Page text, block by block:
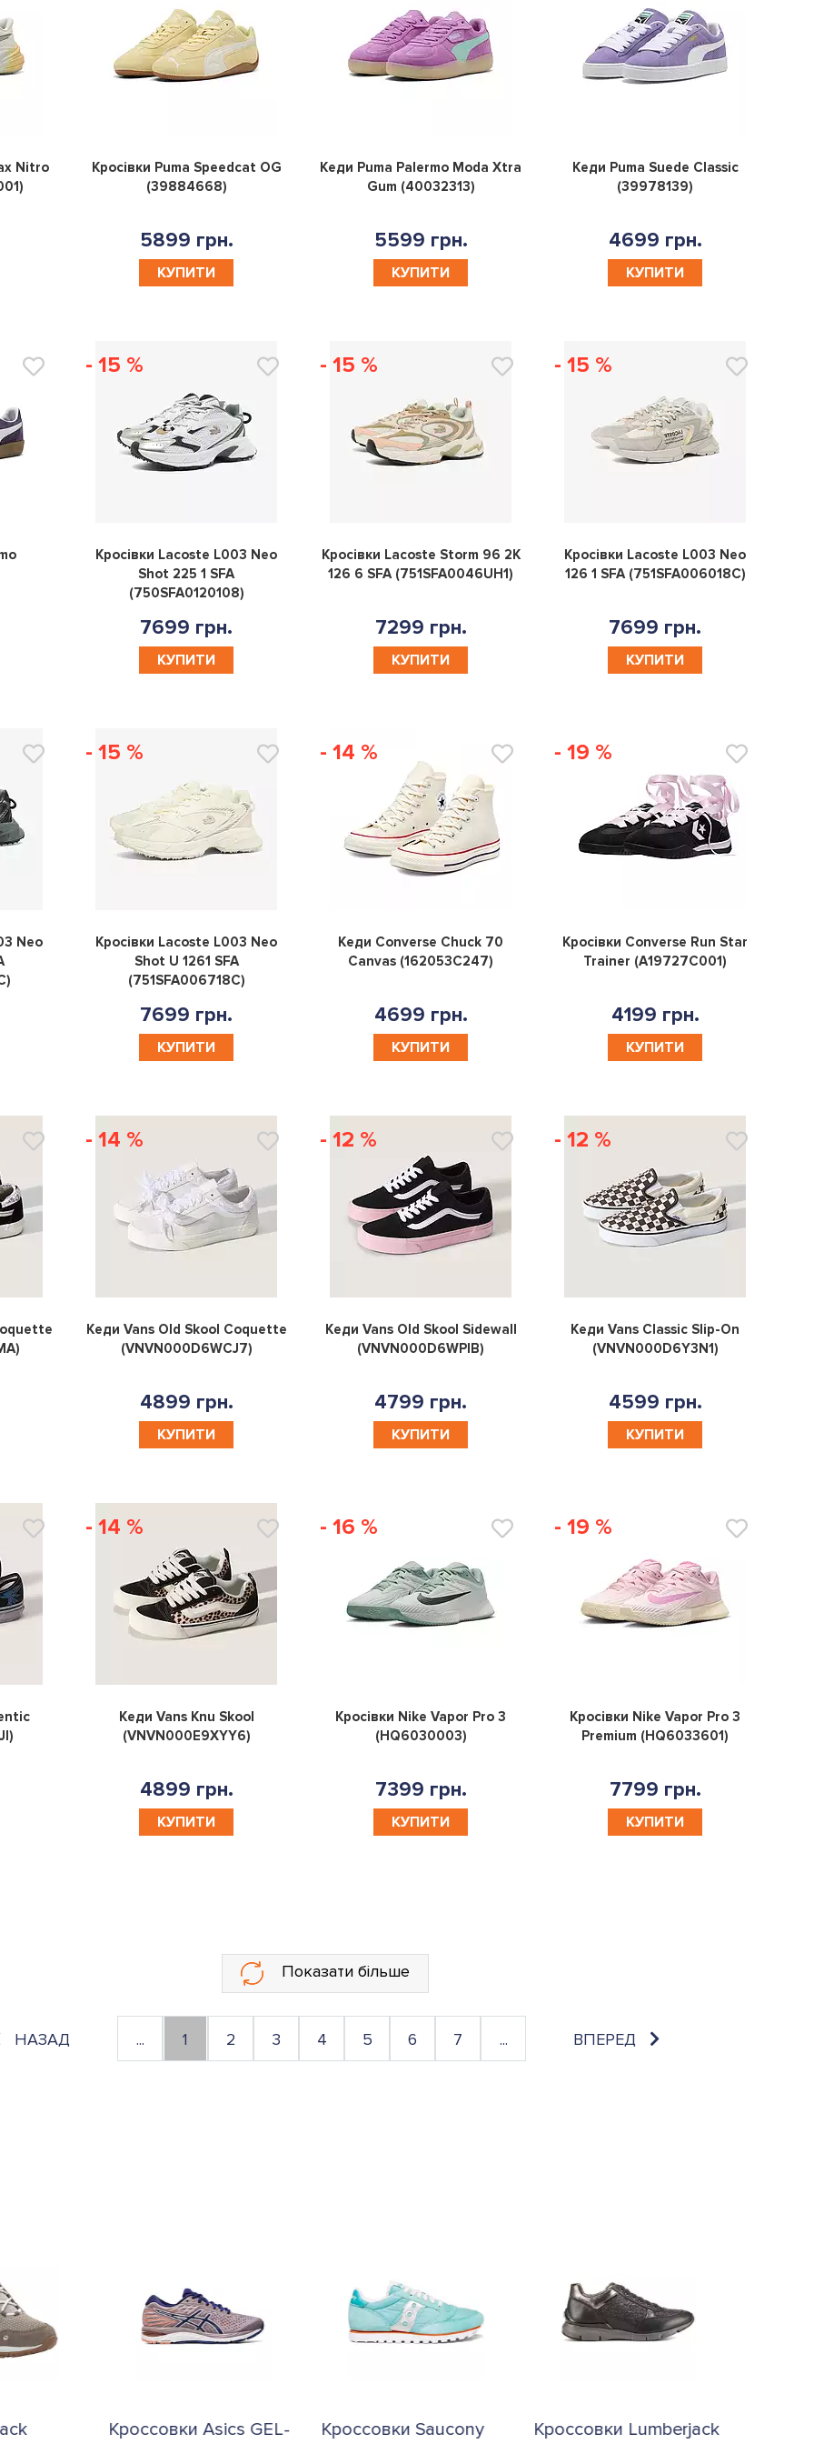
0
Nitro
0
Кросівки Puma Speedcat OG
(39884668)
5899 грн.
КУПИТИ
0
Кеди Puma Palermo Moda Xtra
Gum (40032313)
5599 грн.
КУПИТИ
0
Кеди Puma Suede Classic
(39978139)
4699 грн.
КУПИТИ
- 15 %
0
Кросівки Lacoste L003 Neo
Shot 225 1 SFA
(750SFA0120108)
7699 грн.
КУПИТИ
- 15 %
0
Кросівки Lacoste Storm 96 2K
126 6 SFA (751SFA0046UH1)
7299 грн.
КУПИТИ
- 15 %
0
Кросівки Lacoste L003 Neo
126 1 SFA (751SFA006018C)
7699 грн.
КУПИТИ
0
Neo
- 15 %
0
Кросівки Lacoste L003 Neo
Shot U 1261 SFA
(751SFA006718C)
7699 грн.
КУПИТИ
- 14 %
0
Кеди Converse Chuck 70
Canvas (162053C247)
4699 грн.
КУПИТИ
- 19 %
0
Кросівки Converse Run Star
Trainer (A19727C001)
4199 грн.
КУПИТИ
0
- 14 %
0
Кеди Vans Old Skool Coquette
(VNVN000D6WCJ7)
4899 грн.
КУПИТИ
- 12 %
0
Кеди Vans Old Skool Sidewall
(VNVN000D6WPIB)
4799 грн.
КУПИТИ
- 12 %
0
Кеди Vans Classic Slip-On
(VNVN000D6Y3N1)
4599 грн.
КУПИТИ
0
- 14 %
Кеди Vans Knu Skool
(VNVN000E9XYY6)
4899 грн.
КУПИТИ
- 16 %
0
Кросівки Nike Vapor Pro 3
(HQ6030003)
7399 грн.
КУПИТИ
- 19 %
0
Кросівки Nike Vapor Pro 3
Premium (HQ6033601)
7799 грн.
КУПИТИ
Показати більше
НАЗАД ... 1 2 3 4 5 6 7 ... ВПЕРЕД
Кроссовки Asics GEL-
Кроссовки Saucony
Кроссовки Lumberjack